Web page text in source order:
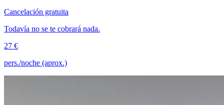
Cancelación gratuita
Todavía no se te cobrará nada.
27 €
pers./noche (aprox.)